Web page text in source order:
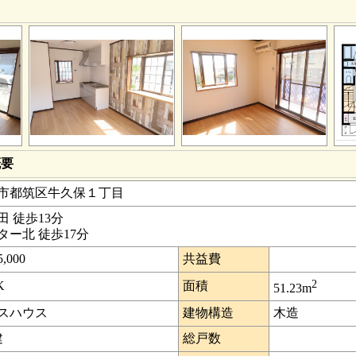
都筑区牛久保１丁目
徒歩13分
ー北 徒歩17分
共益費
面積 51.23m2
ハウス 建物構造
木造
総戸数